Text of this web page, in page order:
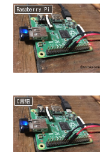
Raspberry Pi
C言語